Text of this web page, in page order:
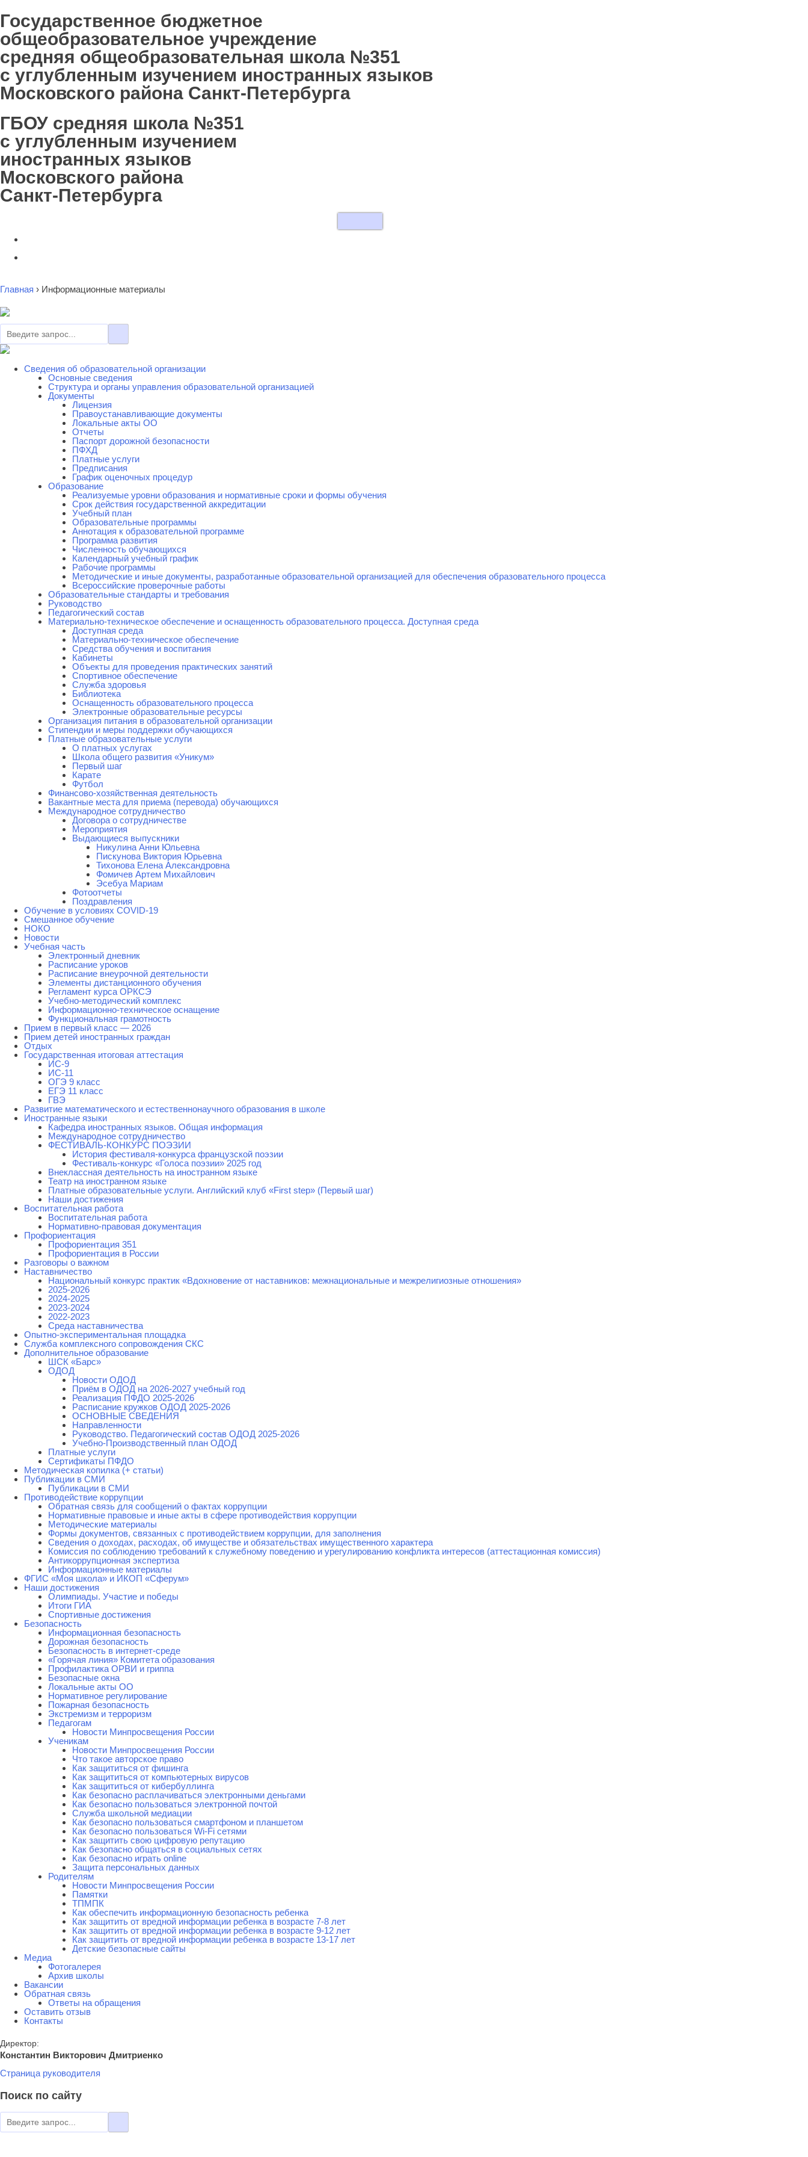
Государственное бюджетное
общеобразовательное учреждение
средняя общеобразовательная школа №351
с углубленным изучением иностранных языков
Московского района Санкт-Петербурга
ГБОУ средняя школа №351
с углубленным изучением
иностранных языков
Московского района
Санкт-Петербурга
Главная › Информационные материалы
Сведения об образовательной организации
Основные сведения
Cтруктура и органы управления образовательной организацией
Документы
Лицензия
Правоустанавливающие документы
Локальные акты ОО
Отчеты
Паспорт дорожной безопасности
ПФХД
Платные услуги
Предписания
График оценочных процедур
Образование
Реализуемые уровни образования и нормативные сроки и формы обучения
Срок действия государственной аккредитации
Учебный план
Образовательные программы
Аннотация к образовательной программе
Программа развития
Численность обучающихся
Календарный учебный график
Рабочие программы
Методические и иные документы, разработанные образовательной организацией для обеспечения образовательного процесса
Всероссийские проверочные работы
Образовательные стандарты и требования
Руководство
Педагогический состав
Материально-техническое обеспечение и оснащенность образовательного процесса. Доступная среда
Доступная среда
Материально-техническое обеспечение
Средства обучения и воспитания
Кабинеты
Объекты для проведения практических занятий
Спортивное обеспечение
Служба здоровья
Библиотека
Оснащенность образовательного процесса
Электронные образовательные ресурсы
Организация питания в образовательной организации
Стипендии и меры поддержки обучающихся
Платные образовательные услуги
О платных услугах
Школа общего развития «Уникум»
Первый шаг
Карате
Футбол
Финансово-хозяйственная деятельность
Вакантные места для приема (перевода) обучающихся
Международное сотрудничество
Договора о сотрудничестве
Мероприятия
Выдающиеся выпускники
Никулина Анни Юльевна
Пискунова Виктория Юрьевна
Тихонова Елена Александровна
Фомичев Артем Михайлович
Эсебуа Мариам
Фотоотчеты
Поздравления
Обучение в условиях COVID-19
Смешанное обучение
НОКО
Новости
Учебная часть
Электронный дневник
Расписание уроков
Расписание внеурочной деятельности
Элементы дистанционного обучения
Регламент курса ОРКСЭ
Учебно-методический комплекс
Информационно-техническое оснащение
Функциональная грамотность
Прием в первый класс — 2026
Прием детей иностранных граждан
Отдых
Государственная итоговая аттестация
ИС-9
ИС-11
ОГЭ 9 класс
ЕГЭ 11 класс
ГВЭ
Развитие математического и естественнонаучного образования в школе
Иностранные языки
Кафедра иностранных языков. Общая информация
Международное сотрудничество
ФЕСТИВАЛЬ-КОНКУРС ПОЭЗИИ
История фестиваля-конкурса французской поэзии
Фестиваль-конкурс «Голоса поэзии» 2025 год
Внеклассная деятельность на иностранном языке
Театр на иностранном языке
Платные образовательные услуги. Английский клуб «First step» (Первый шаг)
Наши достижения
Воспитательная работа
Воспитательная работа
Нормативно-правовая документация
Профориентация
Профориентация 351
Профориентация в России
Разговоры о важном
Наставничество
Национальный конкурс практик «Вдохновение от наставников: межнациональные и межрелигиозные отношения»
2025-2026
2024-2025
2023-2024
2022-2023
Среда наставничества
Опытно-экспериментальная площадка
Cлужба комплексного сопровождения СКС
Дополнительное образование
ШСК «Барс»
ОДОД
Новости ОДОД
Приём в ОДОД на 2026-2027 учебный год
Реализация ПФДО 2025-2026
Расписание кружков ОДОД 2025-2026
ОСНОВНЫЕ СВЕДЕНИЯ
Направленности
Руководство. Педагогический состав ОДОД 2025-2026
Учебно-Производственный план ОДОД
Платные услуги
Сертификаты ПФДО
Методическая копилка (+ статьи)
Публикации в СМИ
Публикации в СМИ
Противодействие коррупции
Обратная связь для сообщений о фактах коррупции
Нормативные правовые и иные акты в сфере противодействия коррупции
Методические материалы
Формы документов, связанных с противодействием коррупции, для заполнения
Сведения о доходах, расходах, об имуществе и обязательствах имущественного характера
Комиссия по соблюдению требований к служебному поведению и урегулированию конфликта интересов (аттестационная комиссия)
Антикоррупционная экспертиза
Информационные материалы
ФГИС «Моя школа» и ИКОП «Сферум»
Наши достижения
Олимпиады. Участие и победы
Итоги ГИА
Спортивные достижения
Безопасность
Информационная безопасность
Дорожная безопасность
Безопасность в интернет-среде
«Горячая линия» Комитета образования
Профилактика ОРВИ и гриппа
Безопасные окна
Локальные акты ОО
Нормативное регулирование
Пожарная безопасность
Экстремизм и терроризм
Педагогам
Новости Минпросвещения России
Ученикам
Новости Минпросвещения России
Что такое авторское право
Как защититься от фишинга
Как защититься от компьютерных вирусов
Как защититься от кибербуллинга
Как безопасно расплачиваться электронными деньгами
Как безопасно пользоваться электронной почтой
Служба школьной медиации
Как безопасно пользоваться смартфоном и планшетом
Как безопасно пользоваться Wi-Fi сетями
Как защитить свою цифровую репутацию
Как безопасно общаться в социальных сетях
Как безопасно играть online
Защита персональных данных
Родителям
Новости Минпросвещения России
Памятки
ТПМПК
Как обеспечить информационную безопасность ребенка
Как защитить от вредной информации ребенка в возрасте 7-8 лет
Как защитить от вредной информации ребенка в возрасте 9-12 лет
Как защитить от вредной информации ребенка в возрасте 13-17 лет
Детские безопасные сайты
Медиа
Фотогалерея
Архив школы
Вакансии
Обратная связь
Ответы на обращения
Оставить отзыв
Контакты
Директор:
Константин Викторович Дмитриенко
Страница руководителя
Поиск по сайту